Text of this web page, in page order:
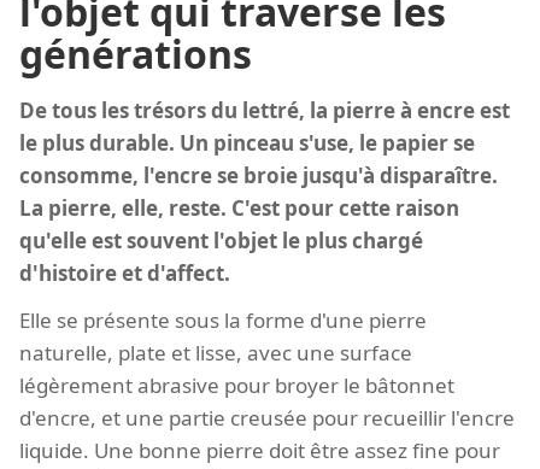
l'objet qui traverse les
générations
De tous les trésors du lettré, la pierre à encre est
le plus durable. Un pinceau s'use, le papier se
consomme, l'encre se broie jusqu'à disparaître.
La pierre, elle, reste. C'est pour cette raison
qu'elle est souvent l'objet le plus chargé
d'histoire et d'affect.
Elle se présente sous la forme d'une pierre
naturelle, plate et lisse, avec une surface
légèrement abrasive pour broyer le bâtonnet
d'encre, et une partie creusée pour recueillir l'encre
liquide. Une bonne pierre doit être assez fine pour